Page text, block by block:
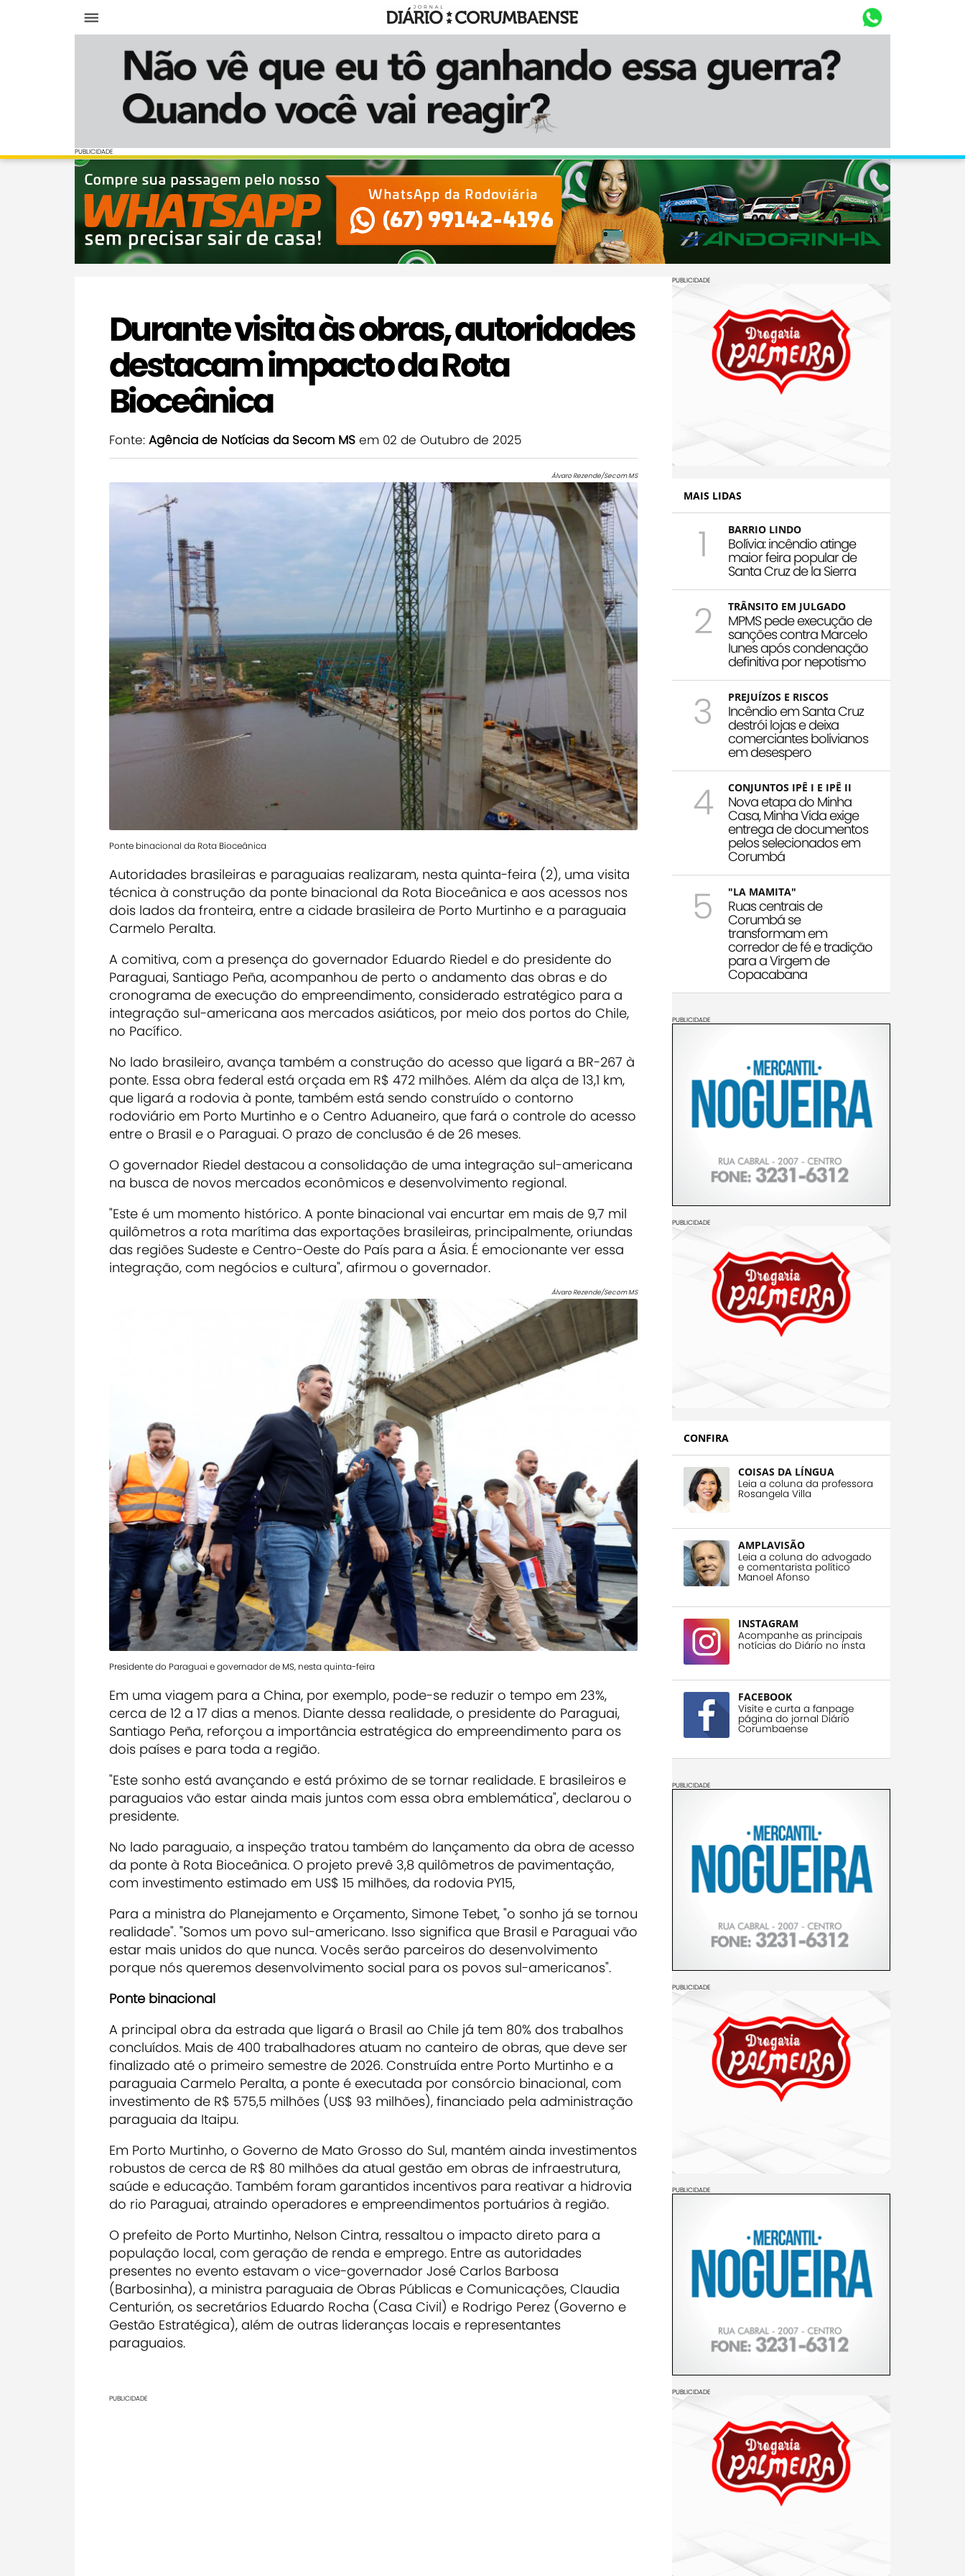
Diário Corumbaense
PUBLICIDADE
PUBLICIDADE
Durante visita às obras, autoridades
destacam impacto da Rota
Bioceânica
Fonte: Agência de Notícias da Secom MS em 02 de Outubro de 2025
Álvaro Rezende/Secom MS
Ponte binacional da Rota Bioceânica
Autoridades brasileiras e paraguaias realizaram, nesta quinta-feira (2), uma visita
técnica à construção da ponte binacional da Rota Bioceânica e aos acessos nos
dois lados da fronteira, entre a cidade brasileira de Porto Murtinho e a paraguaia
Carmelo Peralta.
A comitiva, com a presença do governador Eduardo Riedel e do presidente do
Paraguai, Santiago Peña, acompanhou de perto o andamento das obras e do
cronograma de execução do empreendimento, considerado estratégico para a
integração sul-americana aos mercados asiáticos, por meio dos portos do Chile,
no Pacífico.
No lado brasileiro, avança também a construção do acesso que ligará a BR-267 à
ponte. Essa obra federal está orçada em R$ 472 milhões. Além da alça de 13,1 km,
que ligará a rodovia à ponte, também está sendo construído o contorno
rodoviário em Porto Murtinho e o Centro Aduaneiro, que fará o controle do acesso
entre o Brasil e o Paraguai. O prazo de conclusão é de 26 meses.
O governador Riedel destacou a consolidação de uma integração sul-americana
na busca de novos mercados econômicos e desenvolvimento regional.
"Este é um momento histórico. A ponte binacional vai encurtar em mais de 9,7 mil
quilômetros a rota marítima das exportações brasileiras, principalmente, oriundas
das regiões Sudeste e Centro-Oeste do País para a Ásia. É emocionante ver essa
integração, com negócios e cultura", afirmou o governador.
Álvaro Rezende/Secom MS
Presidente do Paraguai e governador de MS, nesta quinta-feira
Em uma viagem para a China, por exemplo, pode-se reduzir o tempo em 23%,
cerca de 12 a 17 dias a menos. Diante dessa realidade, o presidente do Paraguai,
Santiago Peña, reforçou a importância estratégica do empreendimento para os
dois países e para toda a região.
"Este sonho está avançando e está próximo de se tornar realidade. E brasileiros e
paraguaios vão estar ainda mais juntos com essa obra emblemática", declarou o
presidente.
No lado paraguaio, a inspeção tratou também do lançamento da obra de acesso
da ponte à Rota Bioceânica. O projeto prevê 3,8 quilômetros de pavimentação,
com investimento estimado em US$ 15 milhões, da rodovia PY15,
Para a ministra do Planejamento e Orçamento, Simone Tebet, "o sonho já se tornou
realidade". "Somos um povo sul-americano. Isso significa que Brasil e Paraguai vão
estar mais unidos do que nunca. Vocês serão parceiros do desenvolvimento
porque nós queremos desenvolvimento social para os povos sul-americanos".
Ponte binacional
A principal obra da estrada que ligará o Brasil ao Chile já tem 80% dos trabalhos
concluídos. Mais de 400 trabalhadores atuam no canteiro de obras, que deve ser
finalizado até o primeiro semestre de 2026. Construída entre Porto Murtinho e a
paraguaia Carmelo Peralta, a ponte é executada por consórcio binacional, com
investimento de R$ 575,5 milhões (US$ 93 milhões), financiado pela administração
paraguaia da Itaipu.
Em Porto Murtinho, o Governo de Mato Grosso do Sul, mantém ainda investimentos
robustos de cerca de R$ 80 milhões da atual gestão em obras de infraestrutura,
saúde e educação. Também foram garantidos incentivos para reativar a hidrovia
do rio Paraguai, atraindo operadores e empreendimentos portuários à região.
O prefeito de Porto Murtinho, Nelson Cintra, ressaltou o impacto direto para a
população local, com geração de renda e emprego. Entre as autoridades
presentes no evento estavam o vice-governador José Carlos Barbosa
(Barbosinha), a ministra paraguaia de Obras Públicas e Comunicações, Claudia
Centurión, os secretários Eduardo Rocha (Casa Civil) e Rodrigo Perez (Governo e
Gestão Estratégica), além de outras lideranças locais e representantes
paraguaios.
PUBLICIDADE
PUBLICIDADE
MAIS LIDAS
1 BARRIO LINDO
Bolívia: incêndio atinge
maior feira popular de
Santa Cruz de la Sierra
2 TRÂNSITO EM JULGADO
MPMS pede execução de
sanções contra Marcelo
Iunes após condenação
definitiva por nepotismo
3 PREJUÍZOS E RISCOS
Incêndio em Santa Cruz
destrói lojas e deixa
comerciantes bolivianos
em desespero
4 CONJUNTOS IPÊ I E IPÊ II
Nova etapa do Minha
Casa, Minha Vida exige
entrega de documentos
pelos selecionados em
Corumbá
5 "LA MAMITA"
Ruas centrais de
Corumbá se
transformam em
corredor de fé e tradição
para a Virgem de
Copacabana
PUBLICIDADE
PUBLICIDADE
CONFIRA
COISAS DA LÍNGUA
Leia a coluna da professora
Rosangela Villa
AMPLAVISÃO
Leia a coluna do advogado
e comentarista político
Manoel Afonso
INSTAGRAM
Acompanhe as principais
notícias do Diário no insta
FACEBOOK
Visite e curta a fanpage
página do jornal Diário
Corumbaense
PUBLICIDADE
PUBLICIDADE
PUBLICIDADE
PUBLICIDADE